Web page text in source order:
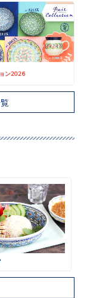
ン2026